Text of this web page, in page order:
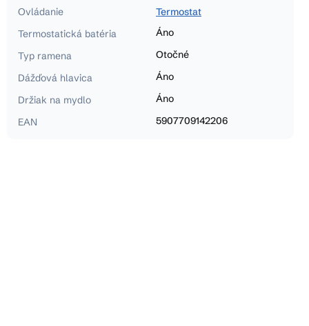
Ovládanie
Termostat
Termostatická batéria
Áno
Typ ramena
Otočné
Dážďová hlavica
Áno
Držiak na mydlo
Áno
EAN
5907709142206